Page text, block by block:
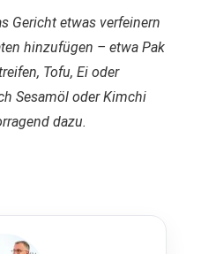
Gericht etwas verfeinern
hinzufügen – etwa Pak
Tofu, Ei oder
Sesamöl oder Kimchi
dazu.